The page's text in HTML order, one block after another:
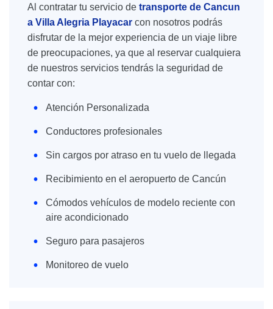
Al contratar tu servicio de transporte de Cancun
a Villa Alegria Playacar con nosotros podrás
disfrutar de la mejor experiencia de un viaje libre
de preocupaciones, ya que al reservar cualquiera
de nuestros servicios tendrás la seguridad de
contar con:
Atención Personalizada
Conductores profesionales
Sin cargos por atraso en tu vuelo de llegada
Recibimiento en el aeropuerto de Cancún
Cómodos vehículos de modelo reciente con
aire acondicionado
Seguro para pasajeros
Monitoreo de vuelo